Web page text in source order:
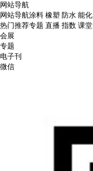
网站导航
网站导航涂料 橡塑 防水 能化
热门推荐专题 直播 指数 课堂
会展
专题
电子刊
微信